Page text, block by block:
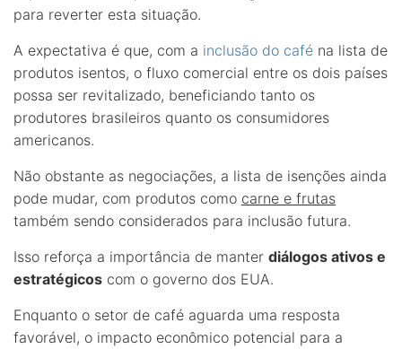
para reverter esta situação.
A expectativa é que, com a inclusão do café na lista de
produtos isentos, o fluxo comercial entre os dois países
possa ser revitalizado, beneficiando tanto os
produtores brasileiros quanto os consumidores
americanos.
Não obstante as negociações, a lista de isenções ainda
pode mudar, com produtos como carne e frutas
também sendo considerados para inclusão futura.
Isso reforça a importância de manter diálogos ativos e
estratégicos com o governo dos EUA.
Enquanto o setor de café aguarda uma resposta
favorável, o impacto econômico potencial para a